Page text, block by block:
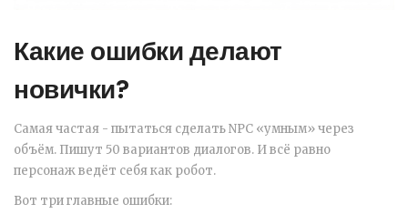
Какие ошибки делают
новички?
Самая частая - пытаться сделать NPC «умным» через
объём. Пишут 50 вариантов диалогов. И всё равно
персонаж ведёт себя как робот.
Вот три главные ошибки: